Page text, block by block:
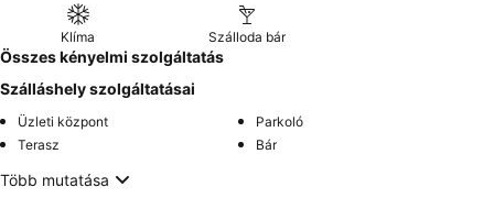
Klíma Szálloda bár
Összes kényelmi szolgáltatás
Szálláshely szolgáltatásai
Üzleti központ
Parkoló
Terasz
Bár
Több mutatása